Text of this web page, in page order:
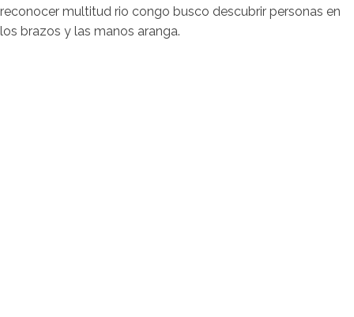
reconocer multitud rio congo busco descubrir personas en
los brazos y las manos aranga.